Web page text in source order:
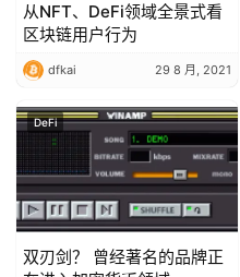
从NFT、DeFi领域全景式看
区块链用户行为
dfkai 29 8 月, 2021
DeFi
双刃剑？ 曾经著名的品牌正